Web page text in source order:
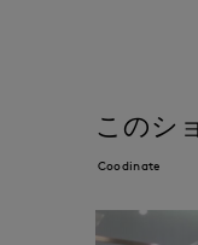
このシ
Coodinate